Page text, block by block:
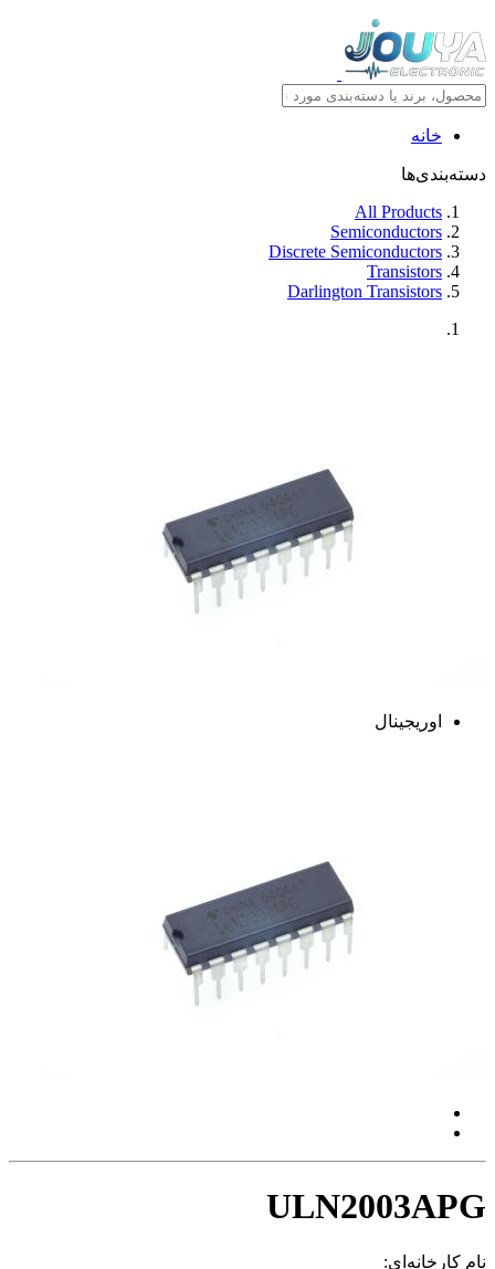
خانه
دسته‌بندی‌ها
All Products
Semiconductors
Discrete Semiconductors
Transistors
Darlington Transistors
اوریجینال
ULN2003APG
نام کارخانه‌ای: